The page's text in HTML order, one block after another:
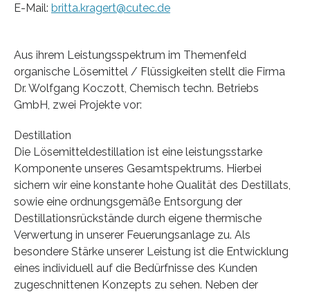
E-Mail: britta.kragert@cutec.de
Aus ihrem Leistungsspektrum im Themenfeld
organische Lösemittel / Flüssigkeiten stellt die Firma
Dr. Wolfgang Koczott, Chemisch techn. Betriebs
GmbH, zwei Projekte vor:
Destillation
Die Lösemitteldestillation ist eine leistungsstarke
Komponente unseres Gesamtspektrums. Hierbei
sichern wir eine konstante hohe Qualität des Destillats,
sowie eine ordnungsgemäße Entsorgung der
Destillationsrückstände durch eigene thermische
Verwertung in unserer Feuerungsanlage zu. Als
besondere Stärke unserer Leistung ist die Entwicklung
eines individuell auf die Bedürfnisse des Kunden
zugeschnittenen Konzepts zu sehen. Neben der